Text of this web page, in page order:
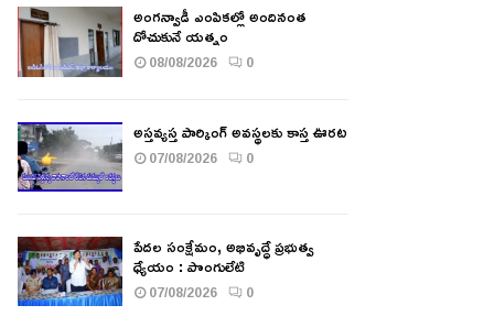
అంగన్వాడీ ఎంపికల్లో అందినంత
దోచుకునే యత్నం
08/08/2026 0
అస్తవ్యస్త పార్కింగ్ అవస్థలకు కాస్త ఊరట
07/08/2026 0
పేదల సంక్షేమం, అభివృద్ధే ప్రభుత్వ
ధ్యేయం : పొంగులేటి
07/08/2026 0